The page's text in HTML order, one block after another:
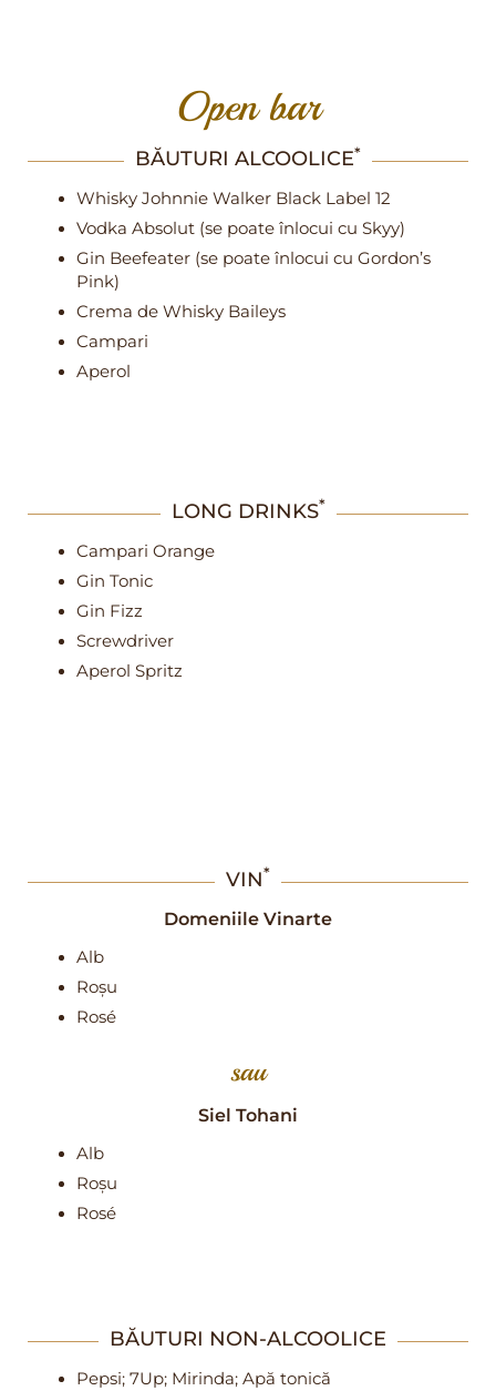
Open bar
BĂUTURI ALCOOLICE*
Whisky Johnnie Walker Black Label 12
Vodka Absolut (se poate înlocui cu Skyy)
Gin Beefeater (se poate înlocui cu Gordon’s
Pink)
Crema de Whisky Baileys
Campari
Aperol
LONG DRINKS*
Campari Orange
Gin Tonic
Gin Fizz
Screwdriver
Aperol Spritz
VIN*
Domeniile Vinarte
Alb
Roșu
Rosé
sau
Siel Tohani
Alb
Roșu
Rosé
BĂUTURI NON-ALCOOLICE
Pepsi; 7Up; Mirinda; Apă tonică